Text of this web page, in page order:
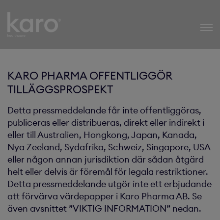
Karo Healthcare
KARO PHARMA OFFENTLIGGÖR
TILLÄGGSPROSPEKT
Detta pressmeddelande får inte offentliggöras,
publiceras eller distribueras, direkt eller indirekt i
eller till Australien, Hongkong, Japan, Kanada,
Nya Zeeland, Sydafrika, Schweiz, Singapore, USA
eller någon annan jurisdiktion där sådan åtgärd
helt eller delvis är föremål för legala restriktioner.
Detta pressmeddelande utgör inte ett erbjudande
att förvärva värdepapper i Karo Pharma AB. Se
även avsnittet ”VIKTIG INFORMATION” nedan.